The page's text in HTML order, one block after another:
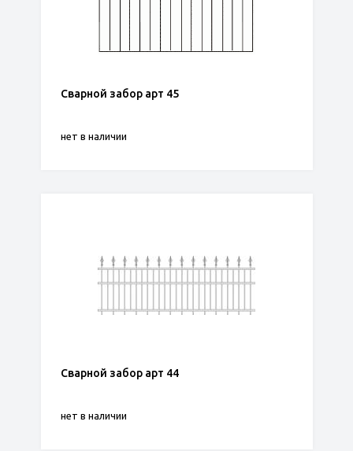
Сварной забор арт 45
нет в наличии
Сварной забор арт 44
нет в наличии